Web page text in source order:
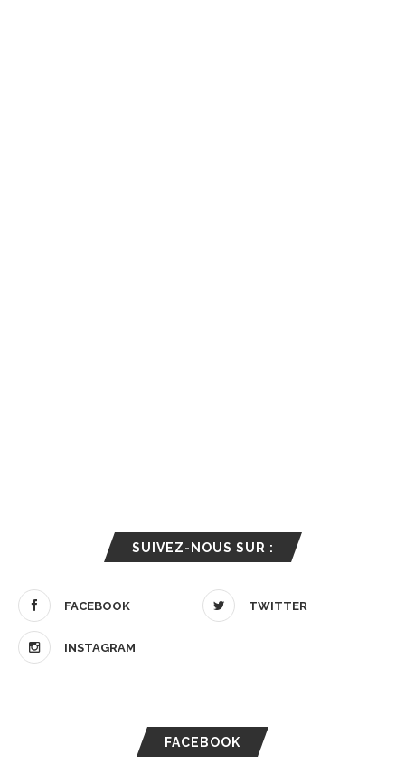
SUIVEZ-NOUS SUR :
FACEBOOK TWITTER
INSTAGRAM
FACEBOOK